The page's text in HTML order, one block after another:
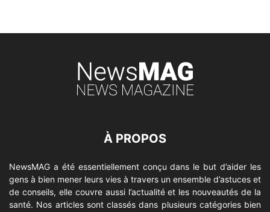
À PROPOS
NewsMAG a été essentiellement conçu dans le but d’aider les
gens à bien mener leurs vies à travers un ensemble d’astuces et
de conseils, elle couvre aussi l’actualité et les nouveautés de la
santé. Nos articles sont classés dans plusieurs catégories bien